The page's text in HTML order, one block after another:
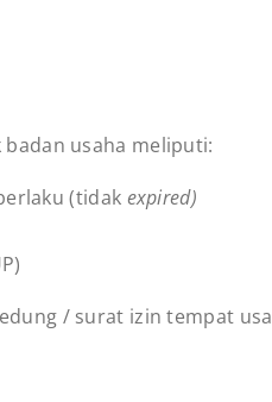
usaha meliputi:
(tidak expired)
/ surat izin tempat